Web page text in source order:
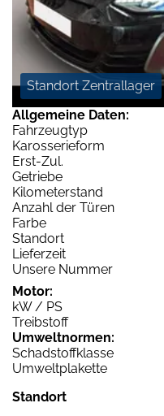
Standort Zentrallager
Allgemeine Daten:
Fahrzeugtyp
Karosserieform
Erst-Zul.
Getriebe
Kilometerstand
Anzahl der Türen
Farbe
Standort
Lieferzeit
Unsere Nummer
Motor:
kW / PS
Treibstoff
Umweltnormen:
Schadstoffklasse
Umweltplakette
Standort